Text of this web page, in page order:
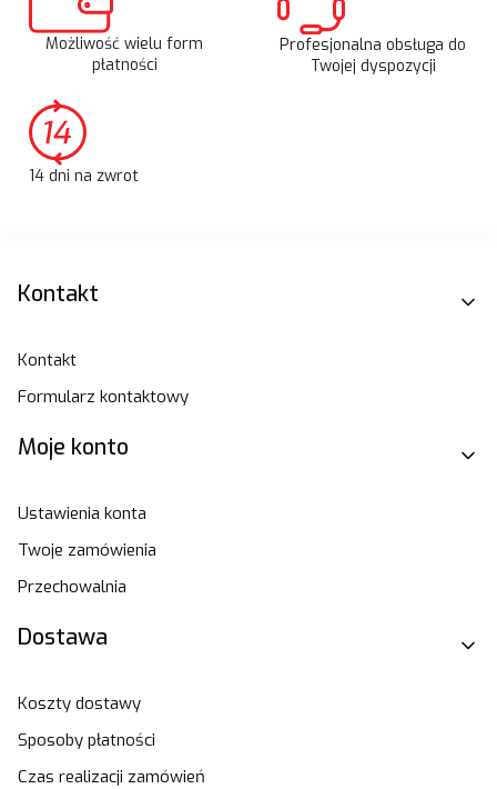
Możliwość wielu form
płatności
Profesjonalna obsługa do
Twojej dyspozycji
14 dni na zwrot
Linki w stopce
Kontakt
Kontakt
Formularz kontaktowy
Moje konto
Ustawienia konta
Twoje zamówienia
Przechowalnia
Dostawa
Koszty dostawy
Sposoby płatności
Czas realizacji zamówień